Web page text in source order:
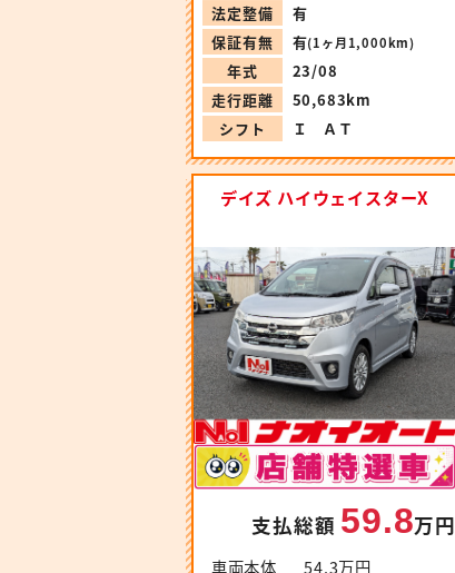
法定整備
有
保証有無
有(1ヶ月1,000km)
年式
23/08
走行距離
50,683km
シフト
Ｉ ＡＴ
デイズ ハイウェイスターX
支払総額 59.8万円
車両本体 54.3万円